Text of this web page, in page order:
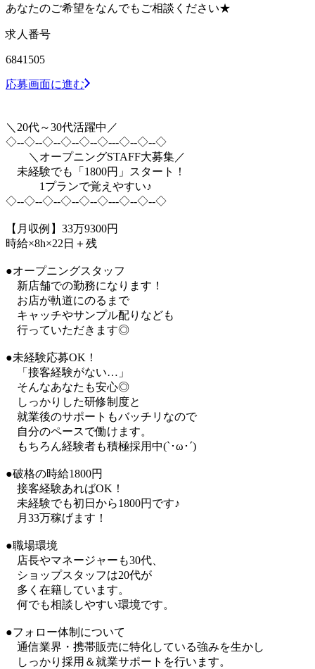
あなたのご希望をなんでもご相談ください★
求人番号
6841505
応募画面に進む
＼20代～30代活躍中／
◇--◇--◇--◇--◇--◇---◇--◇--◇
＼オープニングSTAFF大募集／
未経験でも「1800円」スタート！
1プランで覚えやすい♪
◇--◇--◇--◇--◇--◇---◇--◇--◇
【月収例】33万9300円
時給×8h×22日＋残
●オープニングスタッフ
新店舗での勤務になります！
お店が軌道にのるまで
キャッチやサンプル配りなども
行っていただきます◎
●未経験応募OK！
「接客経験がない…」
そんなあなたも安心◎
しっかりした研修制度と
就業後のサポートもバッチリなので
自分のペースで働けます。
もちろん経験者も積極採用中(`･ω･´)
●破格の時給1800円
接客経験あればOK！
未経験でも初日から1800円です♪
月33万稼げます！
●職場環境
店長やマネージャーも30代、
ショップスタッフは20代が
多く在籍しています。
何でも相談しやすい環境です。
●フォロー体制について
通信業界・携帯販売に特化している強みを生かし
しっかり採用＆就業サポートを行います。